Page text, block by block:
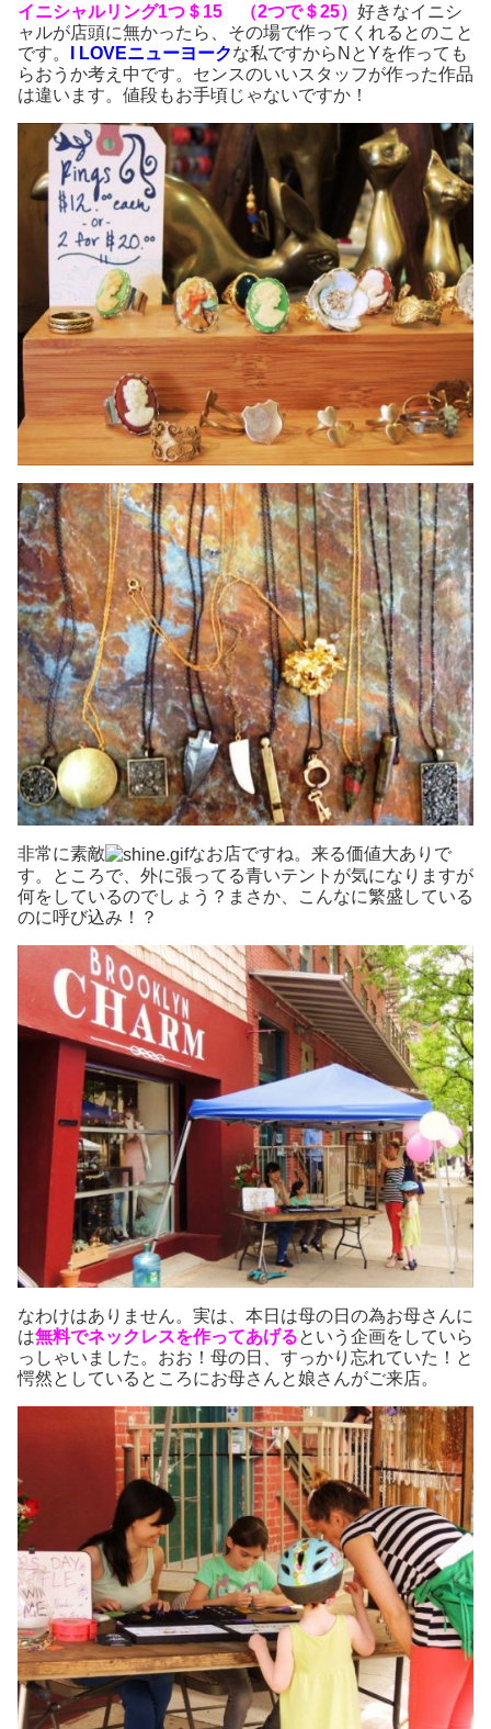
イニシャルリング1つ＄15 （2つで＄25） 好きなイニシ
ャルが店頭に無かったら、その場で作ってくれるとのこと
です。
I LOVEニューヨークな私ですからNとYを作っても
らおうか考え中です。センスのいいスタッフが作った作品
は違います。値段もお手頃じゃないですか！
非常に素敵
なお店ですね。来る価値大ありで
す。ところで、外に張ってる青いテントが気になりますが
何をしているのでしょう？まさか、こんなに繁盛している
のに呼び込み！？
なわけはありません。実は、本日は母の日の為お母さんに
は無料でネックレスを作ってあげるという企画をしていら
っしゃいました。おお！母の日、すっかり忘れていた！と
愕然としているところにお母さんと娘さんがご来店。